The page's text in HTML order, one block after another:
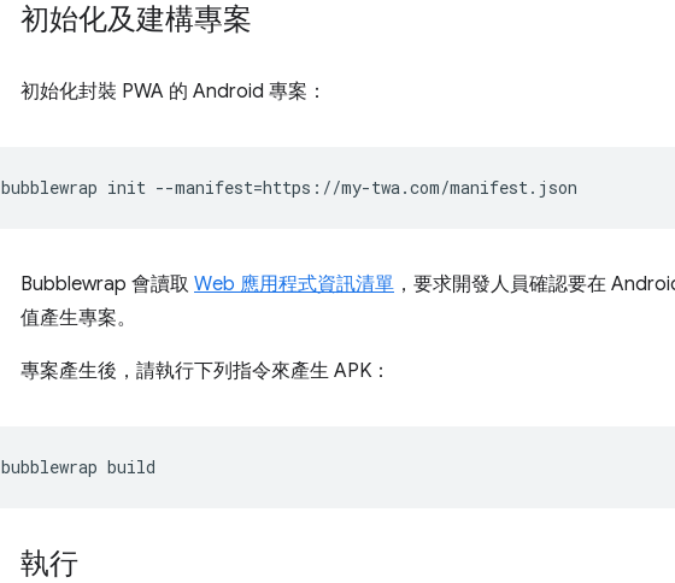
初始化及建構專案
初始化封裝 PWA 的 Android 專案：
bubblewrap init --manifest=
Bubblewrap 會讀取 Web 應用程式資訊清單 ，要求開發人員確認要在
值產生專案。
專案產生後，請執行下列指令來產生 APK：
bubblewrap
執行